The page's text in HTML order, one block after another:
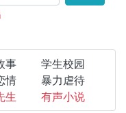
事
学生校园
情
暴力虐待
生 有声小说